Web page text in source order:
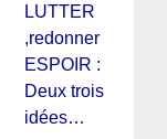
LUTTER
,redonner
ESPOIR :
Deux trois
idées…